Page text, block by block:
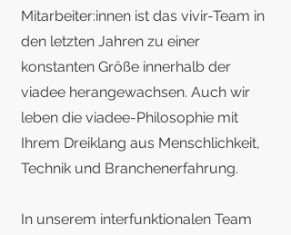
Mitarbeiter:innen ist das vivir-Team in
den letzten Jahren zu einer
konstanten Größe innerhalb der
viadee herangewachsen. Auch wir
leben die viadee-Philosophie mit
Ihrem Dreiklang aus Menschlichkeit,
Technik und Branchenerfahrung.
In unserem interfunktionalen Team